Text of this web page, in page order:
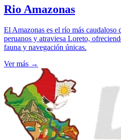
Rio Amazonas
El Amazonas es el río más caudaloso
peruanos y atraviesa Loreto,
fauna y navegación únicas.
Ver más →